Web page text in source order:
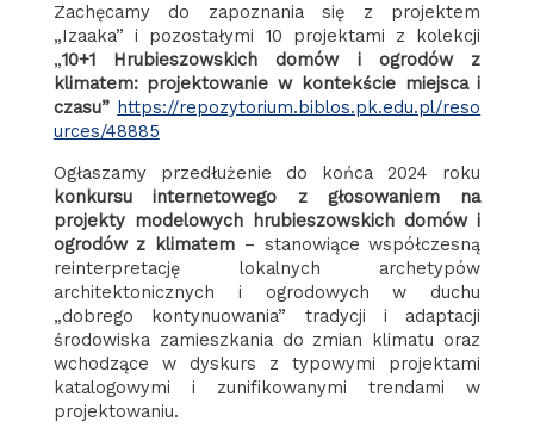
Zachęcamy do zapoznania się z projektem
„Izaaka” i pozostałymi 10 projektami z kolekcji
„10+1 Hrubieszowskich domów i ogrodów z
klimatem: projektowanie w kontekście miejsca i
czasu” https://repozytorium.biblos.pk.edu.pl/reso
urces/48885
Ogłaszamy przedłużenie do końca 2024 roku
konkursu internetowego z głosowaniem na
projekty modelowych hrubieszowskich domów i
ogrodów z klimatem – stanowiące współczesną
reinterpretację lokalnych archetypów
architektonicznych i ogrodowych w duchu
„dobrego kontynuowania” tradycji i adaptacji
środowiska zamieszkania do zmian klimatu oraz
wchodzące w dyskurs z typowymi projektami
katalogowymi i zunifikowanymi trendami w
projektowaniu.